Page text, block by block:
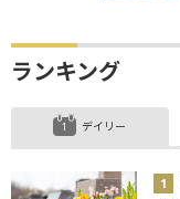
ランキング
デイリー